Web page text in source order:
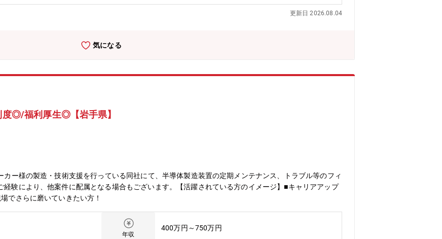
と考えている方・現在、首都圏に居住しているが、数年以内に仙台／盛岡に転居し、仕事を継続したい
持った個人がチームとなり、お客様の期待を超えようとチャレンジし続ける情報技術への情熱を持った
更新日 2026.08.04
気になる
◎/福利厚生◎【岩手県】
カー様の製造・技術支援を行っている同社にて、半導体製造装置の定期メンテナンス、トラブル等のフィ
験により、他案件に配属となる場合もございます。【活躍されている方のイメージ】■キャリアアップ
でさらに磨いていきたい方！
年収
400万円～750万円